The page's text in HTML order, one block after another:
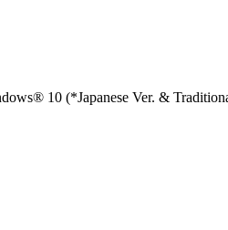
10 (*Japanese Ver. &